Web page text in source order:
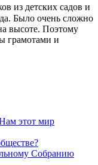
из детских садов и
Было очень сложно
высоте. Поэтому
грамотами и
этот мир